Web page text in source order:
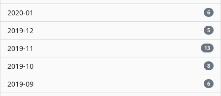
2020-01 6
2019-12 5
2019-11 13
2019-10 8
2019-09 6